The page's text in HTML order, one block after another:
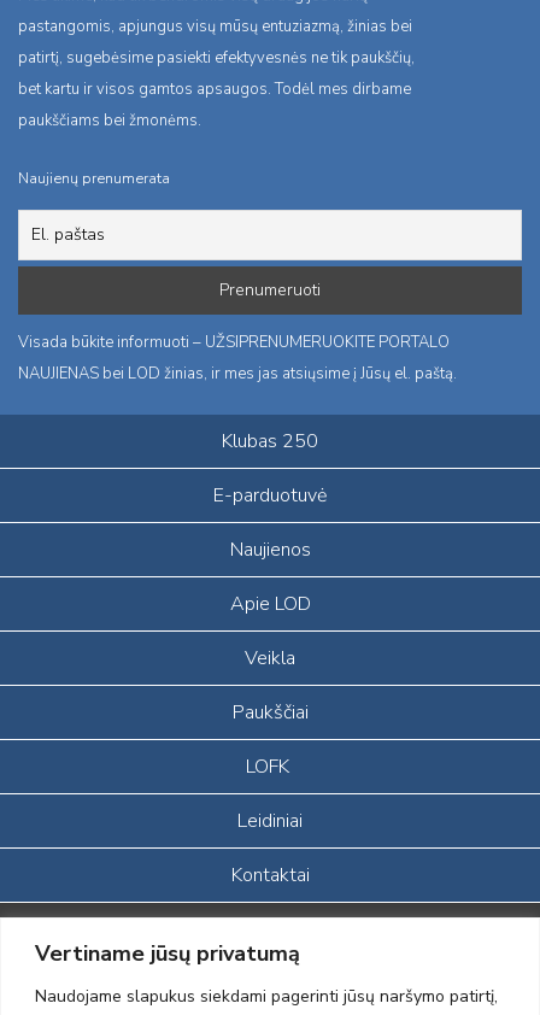
Vertiname jūsų privatumą
Naudojame slapukus siekdami pagerinti jūsų naršymo patirtį,
pastangomis, apjungus visų mūsų entuziazmą, žinias bei
patirtį, sugebėsime pasiekti efektyvesnės ne tik paukščių,
bet kartu ir visos gamtos apsaugos. Todėl mes dirbame
paukščiams bei žmonėms.
Naujienų prenumerata
Visada būkite informuoti – UŽSIPRENUMERUOKITE PORTALO
NAUJIENAS bei LOD žinias, ir mes jas atsiųsime į Jūsų el. paštą.
Klubas 250
E-parduotuvė
Naujienos
Apie LOD
Veikla
Paukščiai
LOFK
Leidiniai
Kontaktai
Portalas sukurtas įgyvendinant Lietuvos Respublikos, Europos
ekonominės erdvės ir Norvegijos finansinių mechanizmų iš dalies
finansuojamą paprojektį